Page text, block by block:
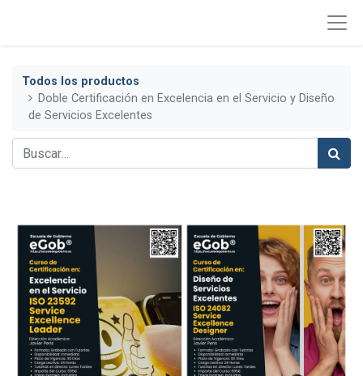
Todos los productos
Doble Certificación en Excelencia en el Servicio y Diseño
de Servicios Excelentes